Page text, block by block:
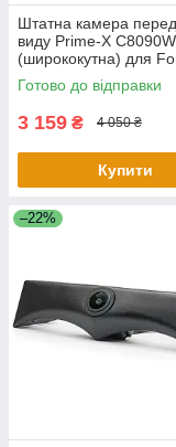
Штатна камера
виду Prime-X C8090W
(ширококутна) для
2015-2017
Готово до відправки
3 159 ₴ 4 050 ₴
Купити
–22%